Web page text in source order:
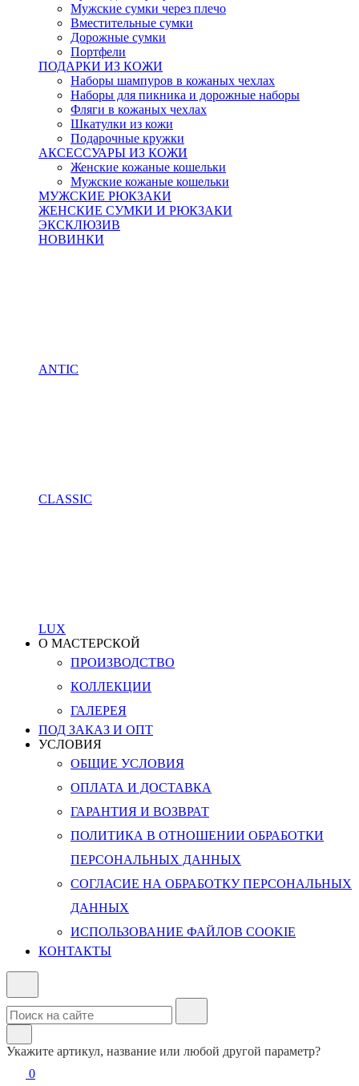
Мужские сумки через плечо
Вместительные сумки
Дорожные сумки
Портфели
ПОДАРКИ ИЗ КОЖИ
Наборы шампуров в кожаных чехлах
Наборы для пикника и дорожные наборы
Фляги в кожаных чехлах
Шкатулки из кожи
Подарочные кружки
АКСЕССУАРЫ ИЗ КОЖИ
Женские кожаные кошельки
Мужские кожаные кошельки
МУЖСКИЕ РЮКЗАКИ
ЖЕНСКИЕ СУМКИ И РЮКЗАКИ
ЭКСКЛЮЗИВ
НОВИНКИ
ANTIC
CLASSIC
LUX
О МАСТЕРСКОЙ
ПРОИЗВОДСТВО
КОЛЛЕКЦИИ
ГАЛЕРЕЯ
ПОД ЗАКАЗ И ОПТ
УСЛОВИЯ
ОБЩИЕ УСЛОВИЯ
ОПЛАТА И ДОСТАВКА
ГАРАНТИЯ И ВОЗВРАТ
ПОЛИТИКА В ОТНОШЕНИИ ОБРАБОТКИ
ПЕРСОНАЛЬНЫХ ДАННЫХ
СОГЛАСИЕ НА ОБРАБОТКУ ПЕРСОНАЛЬНЫХ
ДАННЫХ
ИСПОЛЬЗОВАНИЕ ФАЙЛОВ COOKIE
КОНТАКТЫ
Укажите артикул, название или любой другой параметр?
0